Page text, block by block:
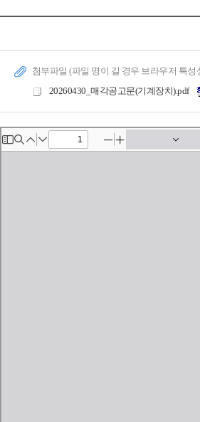
첨부파일 (파일 명이 길 경우 브라우저 특
20260430_매각공고문(기계장치).pdf